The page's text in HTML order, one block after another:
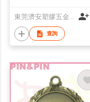
東莞濟安塑膠五金製品有限公司
查詢